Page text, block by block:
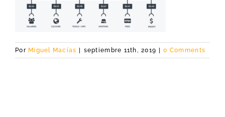
Por Miguel Macías septiembre 11th, 2019 0 Comments